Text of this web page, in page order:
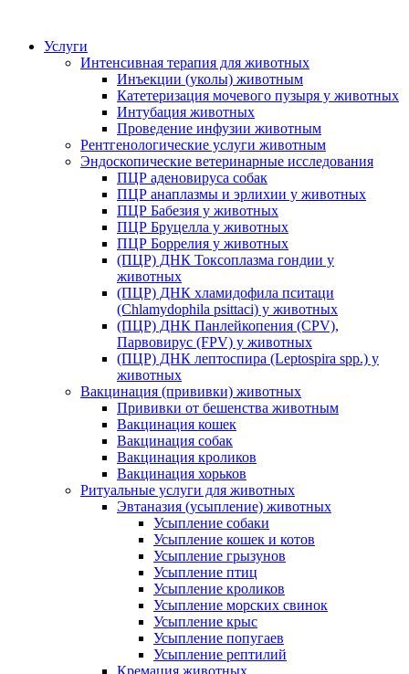
Услуги
Интенсивная терапия для животных
Инъекции (уколы) животным
Катетеризация мочевого пузыря у животных
Интубация животных
Проведение инфузии животным
Рентгенологические услуги животным
Эндоскопические ветеринарные исследования
ПЦР аденовируса собак
ПЦР анаплазмы и эрлихии у животных
ПЦР Бабезия у животных
ПЦР Бруцелла у животных
ПЦР Боррелия у животных
(ПЦР) ДНК Токсоплазма гондии у
животных
(ПЦР) ДНК хламидофила пситаци
(Chlamydophila psittaci) у животных
(ПЦР) ДНК Панлейкопения (CPV),
Парвовирус (FPV) у животных
(ПЦР) ДНК лептоспира (Leptospira spp.) у
животных
Вакцинация (прививки) животных
Прививки от бешенства животным
Вакцинация кошек
Вакцинация собак
Вакцинация кроликов
Вакцинация хорьков
Ритуальные услуги для животных
Эвтаназия (усыпление) животных
Усыпление собаки
Усыпление кошек и котов
Усыпление грызунов
Усыпление птиц
Усыпление кроликов
Усыпление морских свинок
Усыпление крыс
Усыпление попугаев
Усыпление рептилий
Кремация животных